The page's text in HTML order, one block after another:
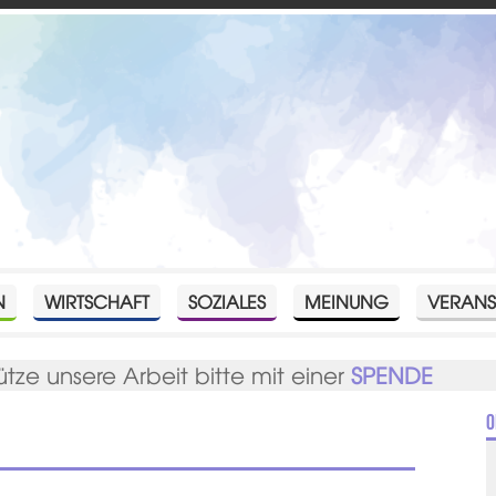
WIRTSCHAFT SOZIALES MEINUNG
unsere Arbeit bitte mit einerSPENDE